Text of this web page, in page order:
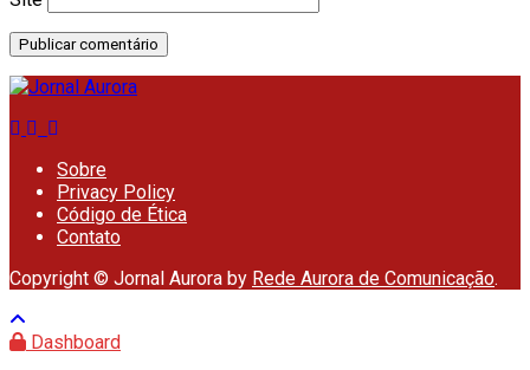
Sobre
Privacy Policy
Código de Ética
Contato
Copyright © Jornal Aurora by Rede Aurora de Comunicação.
Dashboard